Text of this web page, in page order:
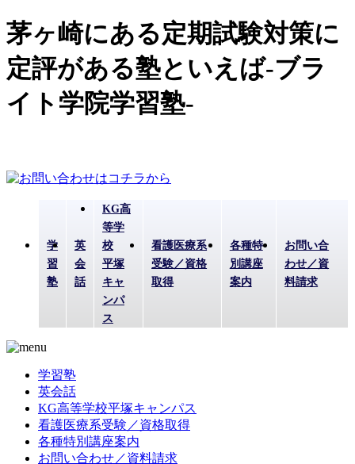
茅ヶ崎にある定期試験対策に
定評がある塾といえば-ブラ
イト学院学習塾-
学
習
塾
英
会
話
KG高
等学
校
平塚
キャ
ンパ
ス
看護医療系
受験／資格
取得
各種特
別講座
案内
お問い合
わせ／資
料請求
学習塾
英会話
KG高等学校平塚キャンパス
看護医療系受験／資格取得
各種特別講座案内
お問い合わせ／資料請求